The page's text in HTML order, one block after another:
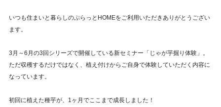
いつも住まいと暮らしのぷらっとHOMEをご利用いただきありがとうござい
ます。
3月～6月の3回シリーズで開催している新セミナー「じゃが芋掘り体験」。
ただ収穫するだけではなく、植え付けからご自身で体験していただく内容に
なっています。
初回に植えた種芋が、1ヶ月でここまで成長しました！